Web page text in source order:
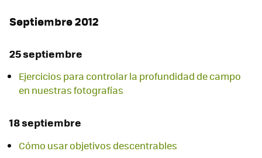
Septiembre 2012
25 septiembre
Ejercicios para controlar la profundidad de campo
en nuestras fotografías
18 septiembre
Cómo usar objetivos descentrables